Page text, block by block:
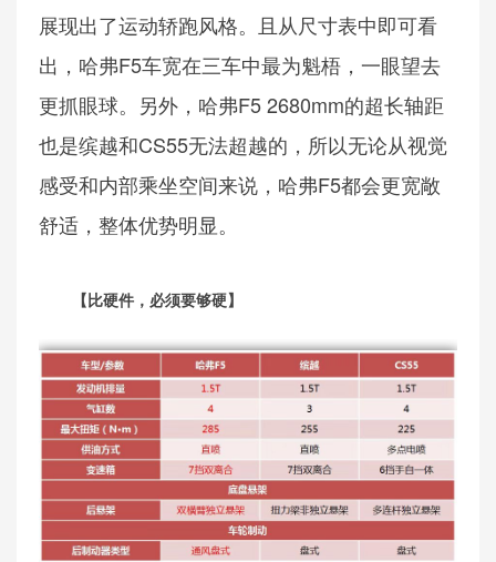
展现出了运动轿跑风格。且从尺寸表中即可看
出，哈弗F5车宽在三车中最为魁梧，一眼望去
更抓眼球。另外，哈弗F5 2680mm的超长轴距
也是缤越和CS55无法超越的，所以无论从视觉
感受和内部乘坐空间来说，哈弗F5都会更宽敞
舒适，整体优势明显。
【比硬件，必须要够硬】